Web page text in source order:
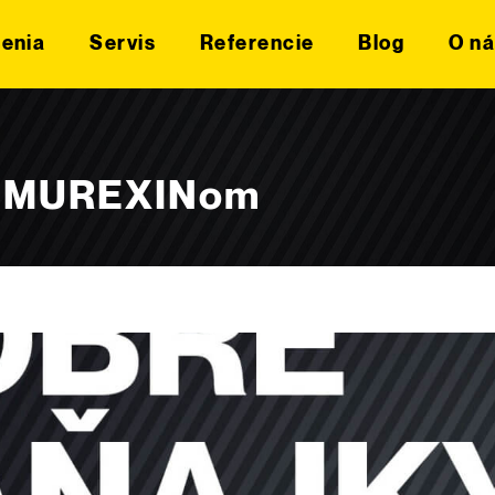
Servis Referencie Blog O